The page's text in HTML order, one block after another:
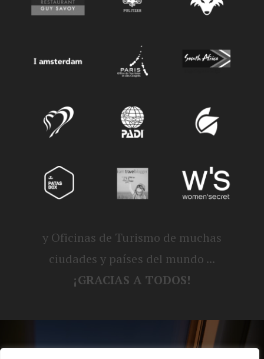
y Oficinas de Turismo de muchas
ciudades y países del mundo ...
¡GRACIAS A TODOS!